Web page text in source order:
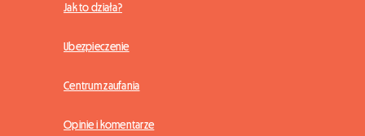
Jak to działa?
Ubezpieczenie
Centrum zaufania
Opinie i komentarze